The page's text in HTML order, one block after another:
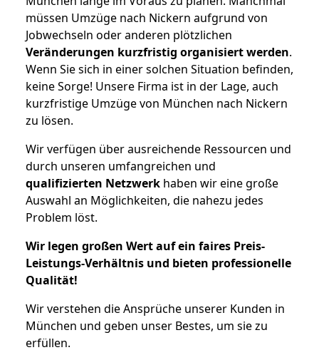
müssen Umzüge nach Nickern aufgrund von
Jobwechseln oder anderen plötzlichen
Veränderungen kurzfristig organisiert werden.
Wenn Sie sich in einer solchen Situation befinden,
keine Sorge! Unsere Firma ist in der Lage, auch
kurzfristige Umzüge von München nach Nickern
zu lösen.
Wir verfügen über ausreichende Ressourcen und
durch unseren umfangreichen und
qualifizierten Netzwerk haben wir eine große
Auswahl an Möglichkeiten, die nahezu jedes
Problem löst.
Wir legen großen Wert auf ein faires Preis-
Leistungs-Verhältnis und bieten professionelle
Qualität!
Wir verstehen die Ansprüche unserer Kunden in
München und geben unser Bestes, um sie zu
erfüllen.